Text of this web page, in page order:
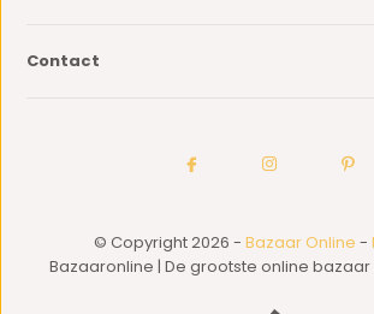
Contact
© Copyright 2026 - Bazaar Online -
Bazaaronline | De grootste online